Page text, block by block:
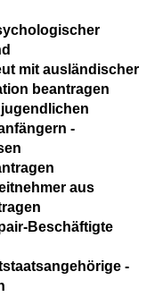
mit ausländischer
beantragen
-
aus
Beschäftigte
-